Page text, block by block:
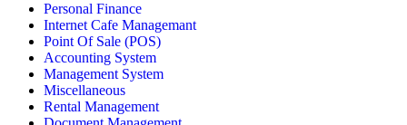
Personal Finance
Internet Cafe Managemant
Point Of Sale (POS)
Accounting System
Management System
Miscellaneous
Rental Management